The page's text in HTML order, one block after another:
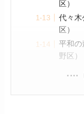
区）
代々木
区）
平和の
野区）